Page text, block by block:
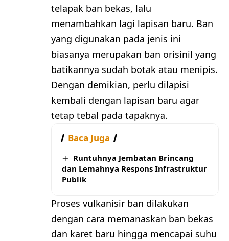
telapak ban bekas, lalu
menambahkan lagi lapisan baru. Ban
yang digunakan pada jenis ini
biasanya merupakan ban orisinil yang
batikannya sudah botak atau menipis.
Dengan demikian, perlu dilapisi
kembali dengan lapisan baru agar
tetap tebal pada tapaknya.
Baca Juga
Runtuhnya Jembatan Brincang
dan Lemahnya Respons Infrastruktur
Publik
Proses vulkanisir ban dilakukan
dengan cara memanaskan ban bekas
dan karet baru hingga mencapai suhu